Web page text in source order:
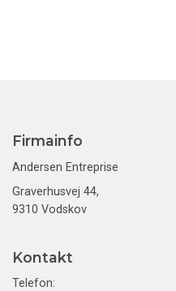
Firmainfo
Andersen Entreprise
Graverhusvej 44,
9310 Vodskov
Kontakt
Telefon: